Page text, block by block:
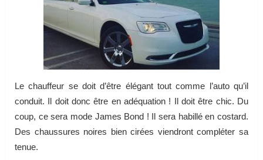
Le chauffeur se doit d’être élégant tout comme l’auto qu’il
conduit. Il doit donc être en adéquation ! Il doit être chic. Du
coup, ce sera mode James Bond ! Il sera habillé en costard.
Des chaussures noires bien cirées viendront compléter sa
tenue.